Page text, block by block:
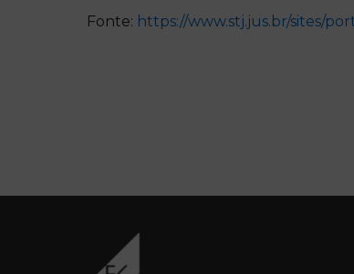
Fonte: https://www.stj.jus.br/sites/